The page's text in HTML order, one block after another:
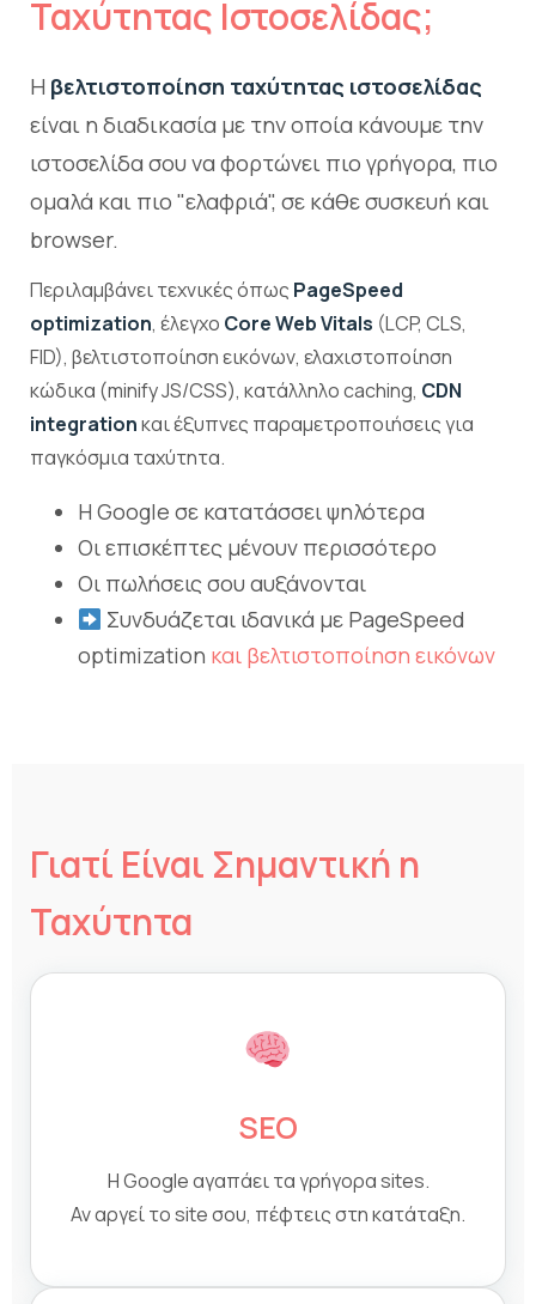
Ταχύτητας Ιστοσελίδας;
Η βελτιστοποίηση ταχύτητας ιστοσελίδας
είναι η διαδικασία με την οποία κάνουμε την
ιστοσελίδα σου να φορτώνει πιο γρήγορα, πιο
ομαλά και πιο "ελαφριά", σε κάθε συσκευή και
browser.
Περιλαμβάνει τεχνικές όπως PageSpeed
optimization, έλεγχο Core Web Vitals (LCP, CLS,
FID), βελτιστοποίηση εικόνων, ελαχιστοποίηση
κώδικα (minify JS/CSS), κατάλληλο caching, CDN
integrationκαι έξυπνες παραμετροποιήσεις για
παγκόσμια ταχύτητα.
H Google σε κατατάσσει ψηλότερα
Οι επισκέπτες μένουν περισσότερο
Οι πωλήσεις σου αυξάνονται
Συνδυάζεται ιδανικά με PageSpeed
optimization και βελτιστοποίηση εικόνων
Γιατί Είναι Σημαντική η
Ταχύτητα
SEO
Η Google αγαπάει τα γρήγορα sites.
Αν αργεί το site σου, πέφτεις στη κατάταξη.